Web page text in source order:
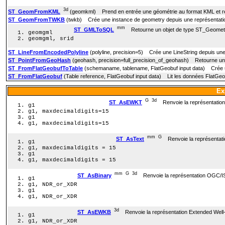
ST_GeomFromKML 3d (geomkml) Prend en entrée une géométrie au format KML et
ST_GeomFromTWKB (twkb) Crée une instance de geometry depuis une
ST_GMLToSQL
mm Retourne un objet de type
geomgml
geomgml, srid
ST_LineFromEncodedPolyline (polyline, precision=5) Crée une LineString depuis
ST_PointFromGeoHash (geohash, precision=full_precision_of_geohash) Retourne
ST_FromFlatGeobufToTable (schemaname, tablename, FlatGeobuf input data)
ST_FromFlatGeobuf (Table reference, FlatGeobuf input data) Lit les données
ST_AsEWKT G 3d Renvoie la représentation
g1
g1, maxdecimaldigits=15
g1
g1, maxdecimaldigits=15
ST_AsText mm G Renvoie la
g1
g1, maxdecimaldigits = 15
g1
g1, maxdecimaldigits = 15
ST_AsBinary mm G 3d Renvoie la représentation OGC/
g1
g1, NDR_or_XDR
g1
g1, NDR_or_XDR
ST_AsEWKB 3d Renvoie la représentation Extended
g1
g1, NDR_or_XDR